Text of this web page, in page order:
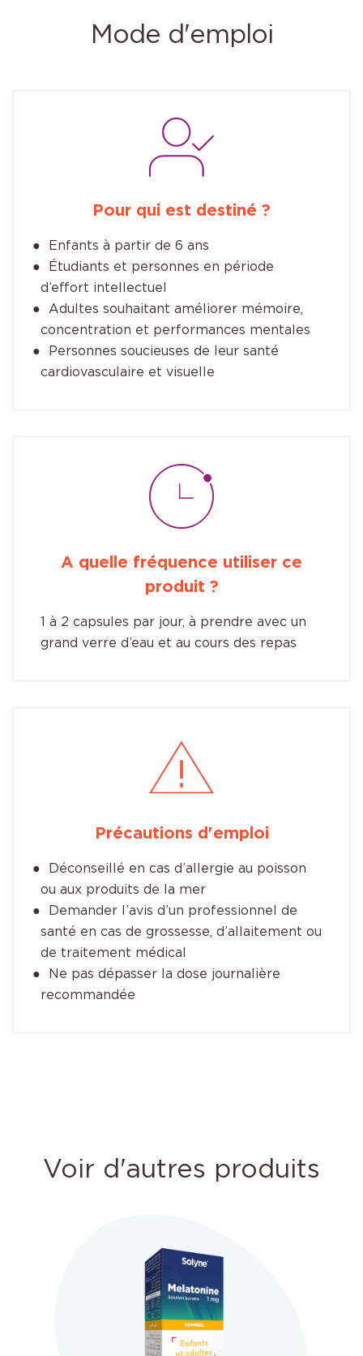
Mode d'emploi
Pour qui est destiné ?
Enfants à partir de 6 ans
Étudiants et personnes en période
d’effort intellectuel
Adultes souhaitant améliorer mémoire,
concentration et performances mentales
Personnes soucieuses de leur santé
cardiovasculaire et visuelle
A quelle fréquence utiliser ce
produit ?
1 à 2 capsules par jour, à prendre avec un
grand verre d’eau et au cours des repas
Précautions d'emploi
Déconseillé en cas d’allergie au poisson
ou aux produits de la mer
Demander l’avis d’un professionnel de
santé en cas de grossesse, d’allaitement ou
de traitement médical
Ne pas dépasser la dose journalière
recommandée
Voir d'autres produits